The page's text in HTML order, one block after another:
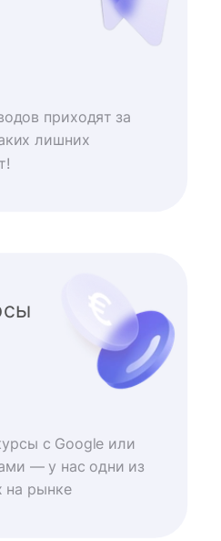
приходят за
лишних
с Google или
— у нас одни из
на рынке